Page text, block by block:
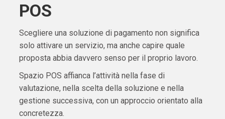
POS
Scegliere una soluzione di pagamento non significa
solo attivare un servizio, ma anche capire quale
proposta abbia davvero senso per il proprio lavoro.
Spazio POS affianca l’attività nella fase di
valutazione, nella scelta della soluzione e nella
gestione successiva, con un approccio orientato alla
concretezza.